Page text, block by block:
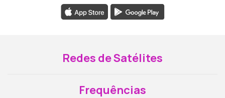
Redes de Satélites
Frequências